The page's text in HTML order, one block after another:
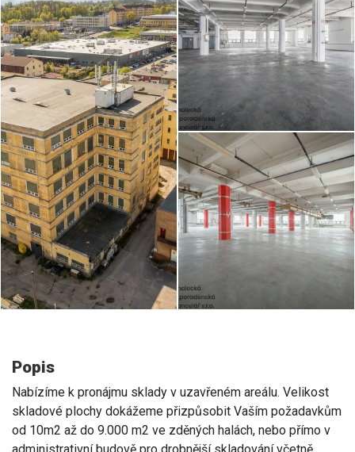
Popis
Nabízíme k pronájmu sklady v uzavřeném areálu. Velikost
skladové plochy dokážeme přizpůsobit Vaším požadavkům
od 10m2 až do 9.000 m2 ve zděných halách, nebo přímo v